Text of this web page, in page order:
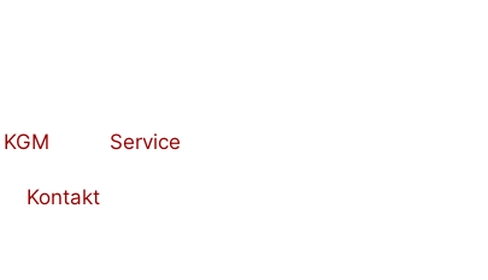
KGM Service
Kontakt